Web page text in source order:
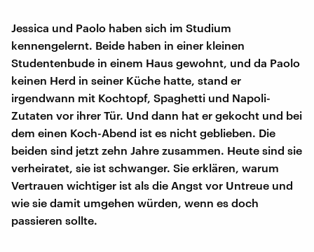
Jessica und Paolo haben sich im Studium
kennengelernt. Beide haben in einer kleinen
Studentenbude in einem Haus gewohnt, und da Paolo
keinen Herd in seiner Küche hatte, stand er
irgendwann mit Kochtopf, Spaghetti und Napoli-
Zutaten vor ihrer Tür. Und dann hat er gekocht und bei
dem einen Koch-Abend ist es nicht geblieben. Die
beiden sind jetzt zehn Jahre zusammen. Heute sind sie
verheiratet, sie ist schwanger. Sie erklären, warum
Vertrauen wichtiger ist als die Angst vor Untreue und
wie sie damit umgehen würden, wenn es doch
passieren sollte.